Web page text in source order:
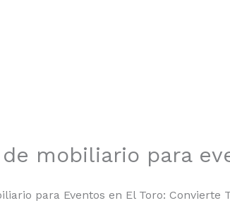
mobiliario para
para Eventos en El Toro: Convierte